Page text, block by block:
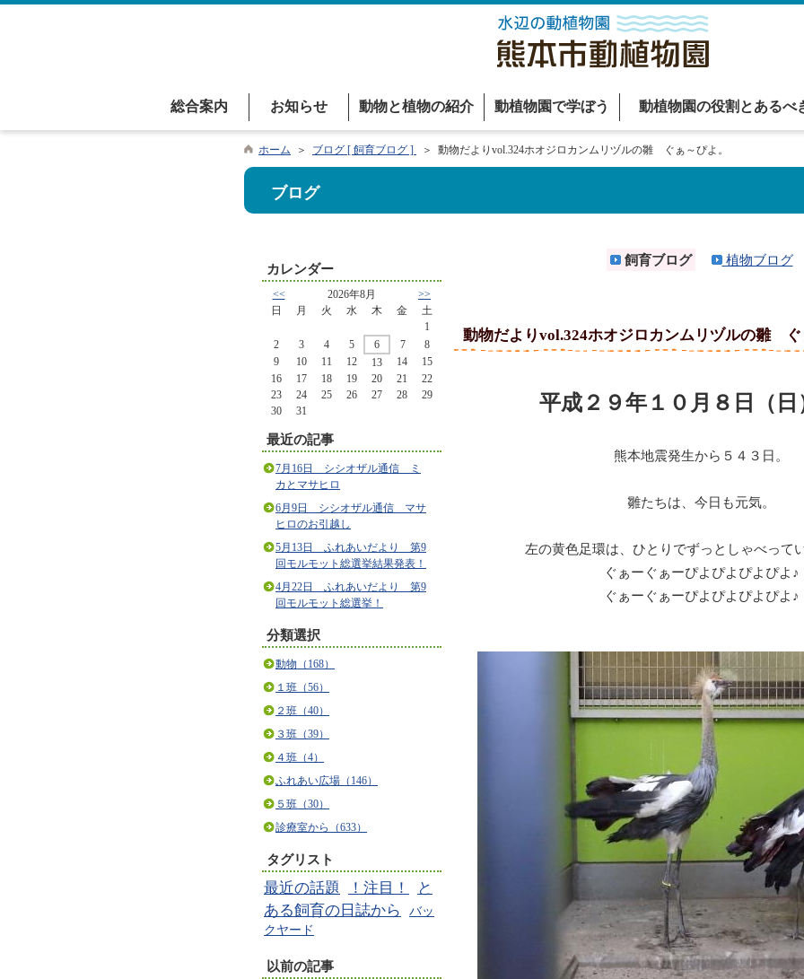
総合案内 お知らせ 動物と植物の紹介 動植物園で学ぼう 動植物園の役割とあるべ
ホーム ＞ ブログ [ 飼育ブログ ] ＞ 動物だよりvol.324ホオジロカンムリヅルの雛 ぐぁ～ぴよ。
ブログ
カレンダー
<< 2026年8月
>>
日
月 火 水 木 金
土
1
2
3 4 5 6 7
8
9
10 11 12 13 14
15
16
17 18 19 20 21
22
23
24 25 26 27 28
29
30
31
最近の記事
7月16日 シシオザル通信 ミ
カとマサヒロ
6月9日 シシオザル通信 マサ
ヒロのお引越し
5月13日 ふれあいだより 第9
回モルモット総選挙結果発表！
4月22日 ふれあいだより 第9
回モルモット総選挙！
分類選択
動物（168）
１班（56）
２班（40）
３班（39）
４班（4）
ふれあい広場（146）
５班（30）
診療室から（633）
タグリスト
最近の話題 ！注目！
と
ある飼育の日誌から
バッ
クヤード
以前の記事
飼育ブログ 植物ブログ
動物だよりvol.324ホオジロカンムリヅルの雛
平成２９年１０月８日（日
熊本地震発生から５４３日。
雛たちは、今日も元気。
左の黄色足環は、ひとりでずっとしゃべって
ぐぁーぐぁーぴよぴよぴよぴよ♪
ぐぁーぐぁーぴよぴよぴよぴよ♪